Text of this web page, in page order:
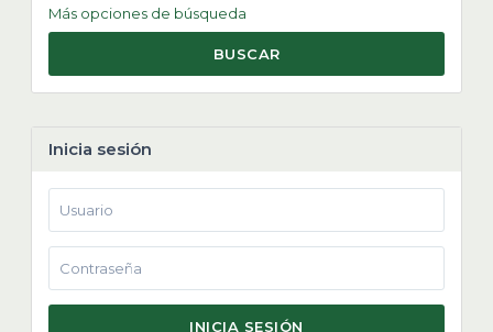
Más opciones de búsqueda
BUSCAR
Inicia sesión
INICIA SESIÓN